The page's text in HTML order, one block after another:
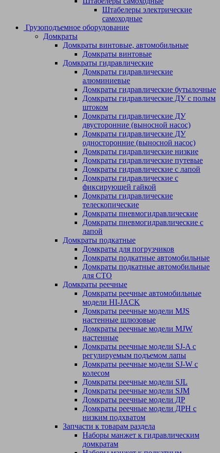
Штабелеры электрические
самоходные
Грузоподъемное оборудование
Домкраты
Домкраты винтовые, автомобильные
Домкраты винтовые
Домкраты гидравлические
Домкраты гидравлические
алюминиевые
Домкраты гидравлические бутылочные
Домкраты гидравлические ДУ c полым
штоком
Домкраты гидравлические ДУ
двусторонние (выносной насос)
Домкраты гидравлические ДУ
односторонние (выносной насос)
Домкраты гидравлические низкие
Домкраты гидравлические путевые
Домкраты гидравлические с лапой
Домкраты гидравлические с
фиксирующей гайкой
Домкраты гидравлические
телескопические
Домкраты пневмогидравлические
Домкраты пневмогидравлические с
лапой
Домкраты подкатные
Домкраты для погрузчиков
Домкраты подкатные автомобильные
Домкраты подкатные автомобильные
для СТО
Домкраты реечные
Домкраты реечные автомобильные
модели HI-JACK
Домкраты реечные модели MJS
настенные шлюзовые
Домкраты реечные модели MJW
настенные
Домкраты реечные модели SJ-A с
регулируемым подъемом лапы
Домкраты реечные модели SJ-W c
колесом
Домкраты реечные модели SJL
Домкраты реечные модели SJM
Домкраты реечные модели ДР
Домкраты реечные модели ДРН с
низким подхватом
Запчасти к товарам раздела
Наборы манжет к гидравлическим
домкратам